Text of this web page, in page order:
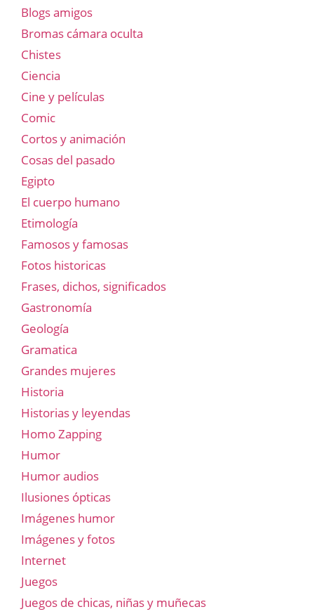
Blogs amigos
Bromas cámara oculta
Chistes
Ciencia
Cine y películas
Comic
Cortos y animación
Cosas del pasado
Egipto
El cuerpo humano
Etimología
Famosos y famosas
Fotos historicas
Frases, dichos, significados
Gastronomía
Geología
Gramatica
Grandes mujeres
Historia
Historias y leyendas
Homo Zapping
Humor
Humor audios
Ilusiones ópticas
Imágenes humor
Imágenes y fotos
Internet
Juegos
Juegos de chicas, niñas y muñecas